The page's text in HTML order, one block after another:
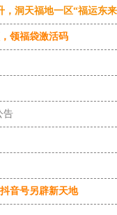
，洞天福地一区“福运东
领福袋激活码
告
音号另辟新天地